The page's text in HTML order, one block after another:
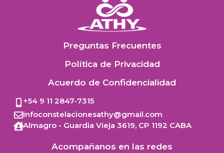
Preguntas Frecuentes
Política de Privacidad
Acuerdo de Confidencialidad
+54 9 11 2847-7315
infoconstelacionesathy@gmail.com
Almagro - Guardia Vieja 3619, CP 1192 CABA
Acompañanos en las redes